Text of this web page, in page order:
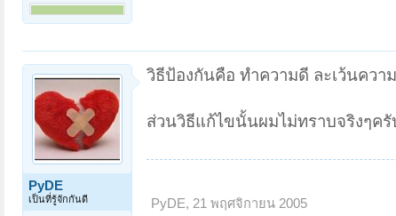
PyDE
เป็นที่รู้จักกันดี
วิธีป้องกันคือ ทำความดี ละเว้นคว
ส่วนวิธีแก้ไขนั้นผมไม่ทราบจริงๆค
PyDE, 21 พฤศจิกายน 2005